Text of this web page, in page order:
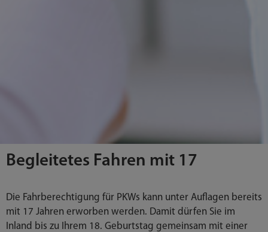
Begleitetes Fahren mit 17
Die Fahrberechtigung für PKWs kann unter Auflagen bereits
mit 17 Jahren erworben werden. Damit dürfen Sie im
Inland bis zu Ihrem 18. Geburtstag gemeinsam mit einer